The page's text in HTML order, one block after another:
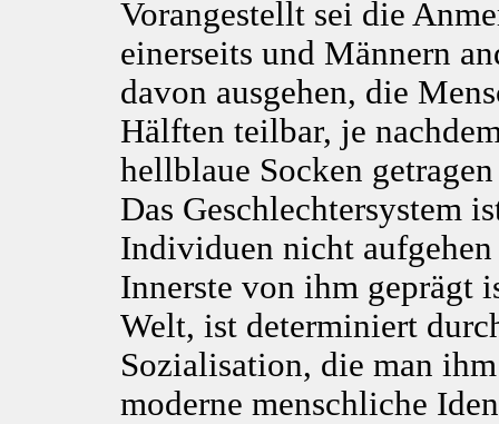
Vorangestellt sei die
einerseits und Männern
davon ausgehen, die
Hälften teilbar, je
hellblaue Socken
Das Geschlechtersystem
Individuen nicht
Innerste von ihm geprägt
Welt, ist determiniert
Sozialisation, die man
moderne menschliche